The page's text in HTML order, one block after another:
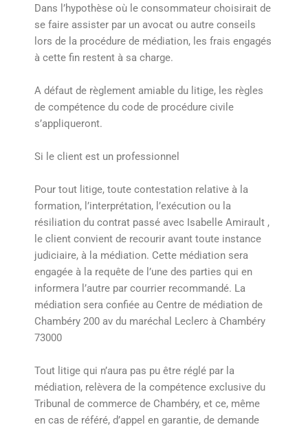
Dans l’hypothèse où le consommateur choisirait de
se faire assister par un avocat ou autre conseils
lors de la procédure de médiation, les frais engagés
à cette fin restent à sa charge.
A défaut de règlement amiable du litige, les règles
de compétence du code de procédure civile
s’appliqueront.
Si le client est un professionnel
Pour tout litige, toute contestation relative à la
formation, l’interprétation, l’exécution ou la
résiliation du contrat passé avec Isabelle Amirault ,
le client convient de recourir avant toute instance
judiciaire, à la médiation. Cette médiation sera
engagée à la requête de l’une des parties qui en
informera l’autre par courrier recommandé. La
médiation sera confiée au Centre de médiation de
Chambéry 200 av du maréchal Leclerc à Chambéry
73000
Tout litige qui n’aura pas pu être réglé par la
médiation, relèvera de la compétence exclusive du
Tribunal de commerce de Chambéry, et ce, même
en cas de référé, d’appel en garantie, de demande